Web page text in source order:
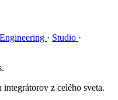
Engineering · Studio ·
z celého sveta.